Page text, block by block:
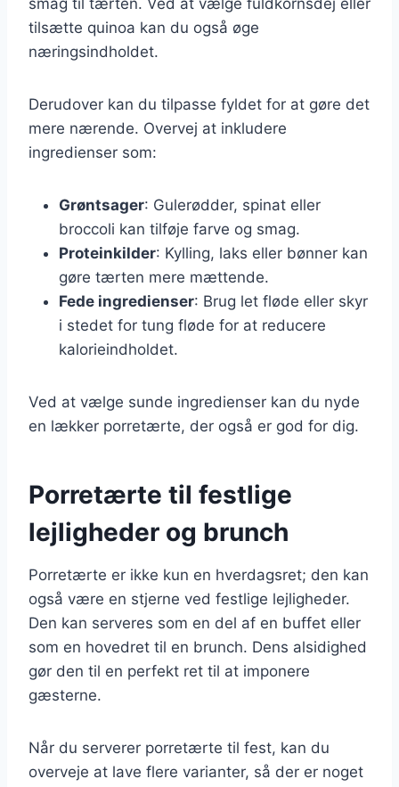
tilsætte quinoa kan du også øge
næringsindholdet.
Derudover kan du tilpasse fyldet for at gøre det
mere nærende. Overvej at inkludere
ingredienser som:
Grøntsager: Gulerødder, spinat eller
broccoli kan tilføje farve og smag.
Proteinkilder: Kylling, laks eller bønner kan
gøre tærten mere mættende.
Fede ingredienser: Brug let fløde eller skyr
i stedet for tung fløde for at reducere
kalorieindholdet.
Ved at vælge sunde ingredienser kan du nyde
en lækker porretærte, der også er god for dig.
Porretærte til festlige
lejligheder og brunch
Porretærte er ikke kun en hverdagsret; den kan
også være en stjerne ved festlige lejligheder.
Den kan serveres som en del af en buffet eller
som en hovedret til en brunch. Dens alsidighed
gør den til en perfekt ret til at imponere
gæsterne.
Når du serverer porretærte til fest, kan du
overveje at lave flere varianter, så der er noget